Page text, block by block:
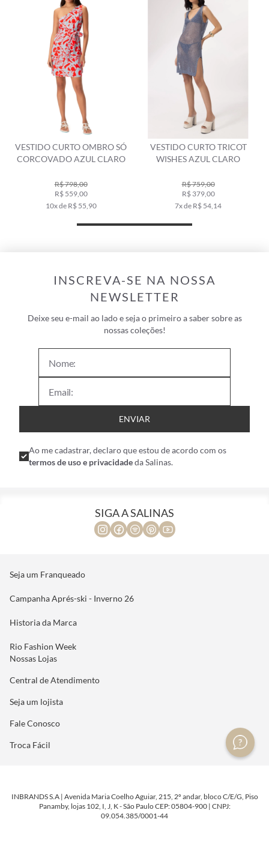
VESTIDO CURTO OMBRO SÓ
CORCOVADO AZUL CLARO
R$ 798,00
R$ 559,00
10x de R$ 55,90
VESTIDO CURTO TRICOT
WISHES AZUL CLARO
R$ 759,00
R$ 379,00
7x de R$ 54,14
INSCREVA-SE NA NOSSA
NEWSLETTER
Deixe seu e-mail ao lado e seja o primeiro a saber sobre as
nossas coleções!
ENVIAR
Ao me cadastrar, declaro que estou de acordo com os
termos de uso e privacidadeda Salinas.
SIGA A SALINAS
Seja um Franqueado
Campanha Aprés-ski - Inverno 26
Historia da Marca
Rio Fashion Week
Nossas Lojas
Central de Atendimento
Seja um lojista
Fale Conosco
Troca Fácil
INBRANDS S.A | Avenida Maria Coelho Aguiar, 215, 2º andar, bloco C/E/G, Piso
Panamby, lojas 102, I, J, K - São Paulo CEP: 05804-900 | CNPJ:
09.054.385/0001-44